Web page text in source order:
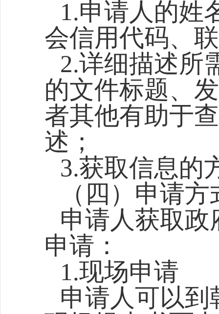
1.申请人的姓
会信用代码、
2.详细描述所
的文件标题、
者其他有助于
述；
3.获取信息的
（四）申请方
申请人获取
申请：
1.现场申请
申请人可以